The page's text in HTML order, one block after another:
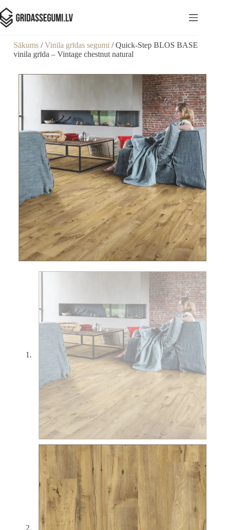
Sākums/Vinila grīdas segumi / Quick-Step BLOS BASE
vinila grīda – Vintage chestnut natural